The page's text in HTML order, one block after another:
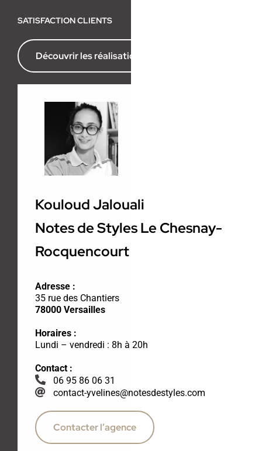
SATISFACTION CLIENTS
Découvrir les réalisations de l’agence
Kouloud Jalouali
Notes de Styles Le Chesnay-
Rocquencourt
Adresse :
35 rue des Chantiers
78000 Versailles
Horaires :
Lundi – vendredi : 8h à 20h
Contact :
06 95 86 06 31
contact-yvelines@notesdestyles.com
Contacter l’agence